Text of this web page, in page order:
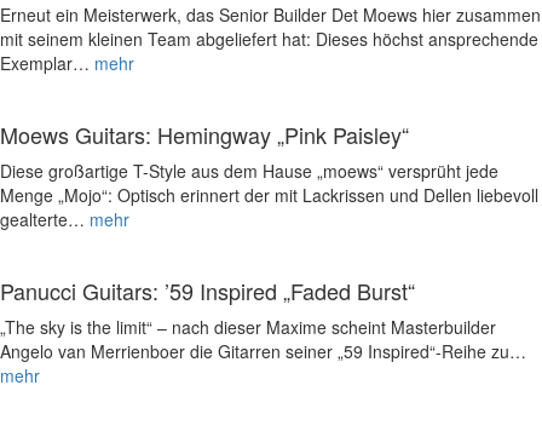
Erneut ein Meisterwerk, das Senior Builder Det Moews hier zusammen
mit seinem kleinen Team abgeliefert hat: Dieses höchst ansprechende
Exemplar… mehr
Moews Guitars: Hemingway „Pink Paisley“
Diese großartige T-Style aus dem Hause „moews“ versprüht jede
Menge „Mojo“: Optisch erinnert der mit Lackrissen und Dellen liebevoll
gealterte… mehr
Panucci Guitars: ’59 Inspired „Faded Burst“
„The sky is the limit“ – nach dieser Maxime scheint Masterbuilder
Angelo van Merrienboer die Gitarren seiner „59 Inspired“-Reihe zu…
mehr